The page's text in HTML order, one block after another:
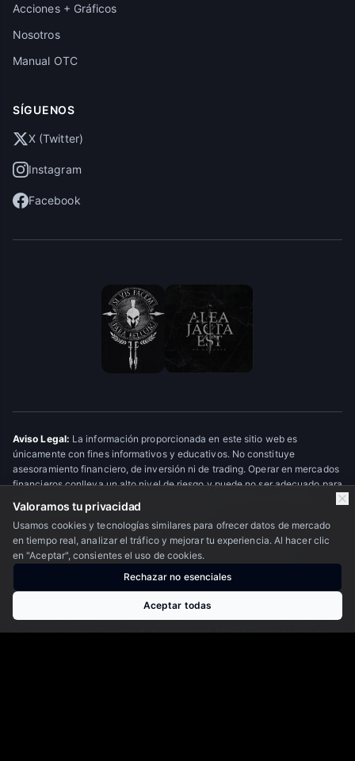
Acciones + Gráficos
Nosotros
Manual OTC
SÍGUENOS
X (Twitter)
Instagram
Facebook
Aviso Legal: La información proporcionada en este sitio web es
únicamente con fines informativos y educativos. No constituye
asesoramiento financiero, de inversión ni de trading. Operar en mercados
financieros conlleva un alto nivel de riesgo y puede no ser adecuado para
consulte con un asesor financiero profesional.
Descargo de Responsabilidad: Último Minuto OTC Financial Markets es
un medio de información financiera; no somos broker, asesor de
inversiones registrado ni gestor de patrimonios, y no ofrecemos
recomendaciones personalizadas. No nos hacemos responsables de las
pérdidas o daños que puedan derivarse del uso de la información
publicada en este portal. Los datos de mercado pueden tener retrasos y
no garantizamos su exactitud en tiempo real. El rendimiento pasado no es
Valoramos tu privacidad
Usamos cookies y tecnologías similares para ofrecer datos de mercado
en tiempo real, analizar el tráfico y mejorar tu experiencia. Al hacer clic
en "Aceptar", consientes el uso de cookies.
Rechazar no esenciales
Aceptar todas